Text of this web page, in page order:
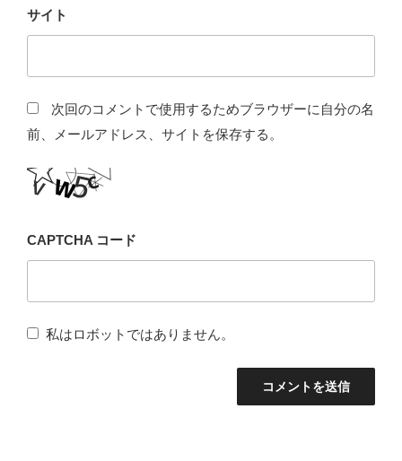
サイト
次回のコメントで使用するためブラウザーに自分の名
前、メールアドレス、サイトを保存する。
CAPTCHA コード
私はロボットではありません。